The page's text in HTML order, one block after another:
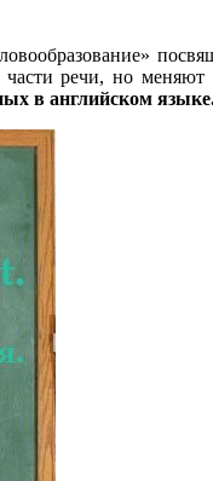
речи, но меняют
в английском